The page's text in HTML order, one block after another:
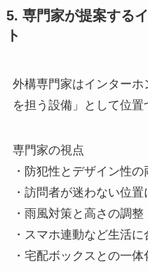
5. 専門家が提案する
ト
外構専門家はインターホ
を担う設備」として位置
専門家の視点
・防犯性とデザイン性の
・訪問者が迷わない位置
・雨風対策と高さの調整
・スマホ連動など生活
・宅配ボックスとの一